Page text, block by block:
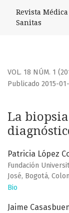
La biopsia y la
Revista Médica
Sanitas
VOL. 18 NÚM. 1
La
Publicado 2015-
Patricia López
Fundación
José, Bogotá,
Bio
Jaime